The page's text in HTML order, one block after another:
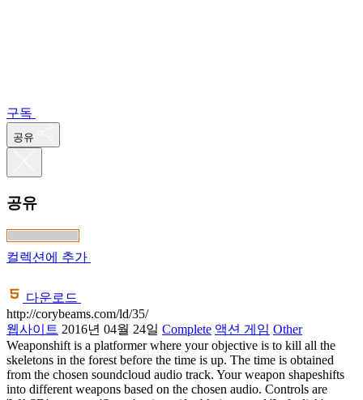
구독
공유
공유
컬렉션에 추가
다운로드
http://corybeams.com/ld/35/
웹사이트 2016년 04월 24일 Complete 액션 게임 Other
Weaponshift is a platformer where your objective is to kill all the
skeletons in the forest before the time is up. The time is obtained
from the chosen soundcloud audio track. Your weapon shapeshifts
into different weapons based on the chosen audio. Controls are